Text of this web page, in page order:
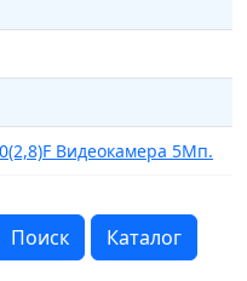
Видеокамера 5Мп.
Поиск Каталог